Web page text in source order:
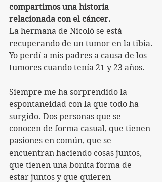
compartimos una historia
relacionada con el cáncer.
La hermana de Nicolò se está
recuperando de un tumor en la tibia.
Yo perdí a mis padres a causa de los
tumores cuando tenía 21 y 23 años.
Siempre me ha sorprendido la
espontaneidad con la que todo ha
surgido. Dos personas que se
conocen de forma casual, que tienen
pasiones en común, que se
encuentran haciendo cosas juntos,
que tienen una bonita forma de
estar juntos y que quieren